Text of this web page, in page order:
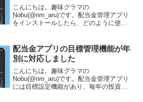
こんにちは。趣味グラマの
Nobu(@nm_aru)です。配当金管理アプリ
をインストールしたら、どのように使う
でいつでも確認できます。配当金管理
Nobuchika Mar...
配当金アプリの目標管理機能が年
別に対応しました
こんにちは。趣味グラマの
Nobu(@nm_aru)です。配当金管理アプリ
には目標設定機能があり、毎年の投資